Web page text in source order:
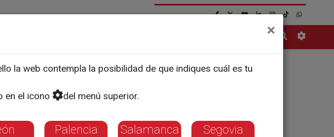
del Milenio el
×
la web contempla la posibilidad de que indiques cuál es tu
en el icono
del menú superior.
Palencia Salamanca Segovia